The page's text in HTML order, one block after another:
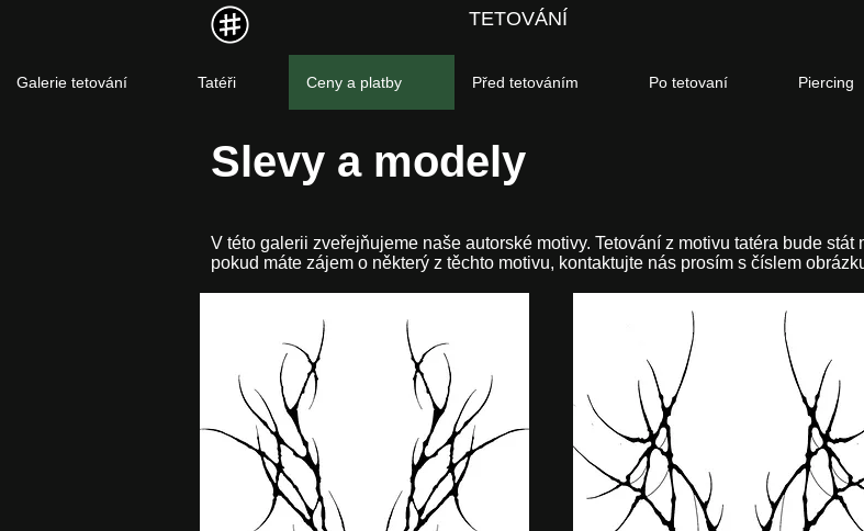
TETOVÁNÍ
Galerie tetování Tatéři Ceny a platby Před tetováním Po tetovaní Piercing
Slevy a modely
V této galerii zveřejňujeme naše autorské motivy. Tetování z motivu tatéra bude
pokud máte zájem o některý z těchto motivu, kontaktujte nás prosím s číslem